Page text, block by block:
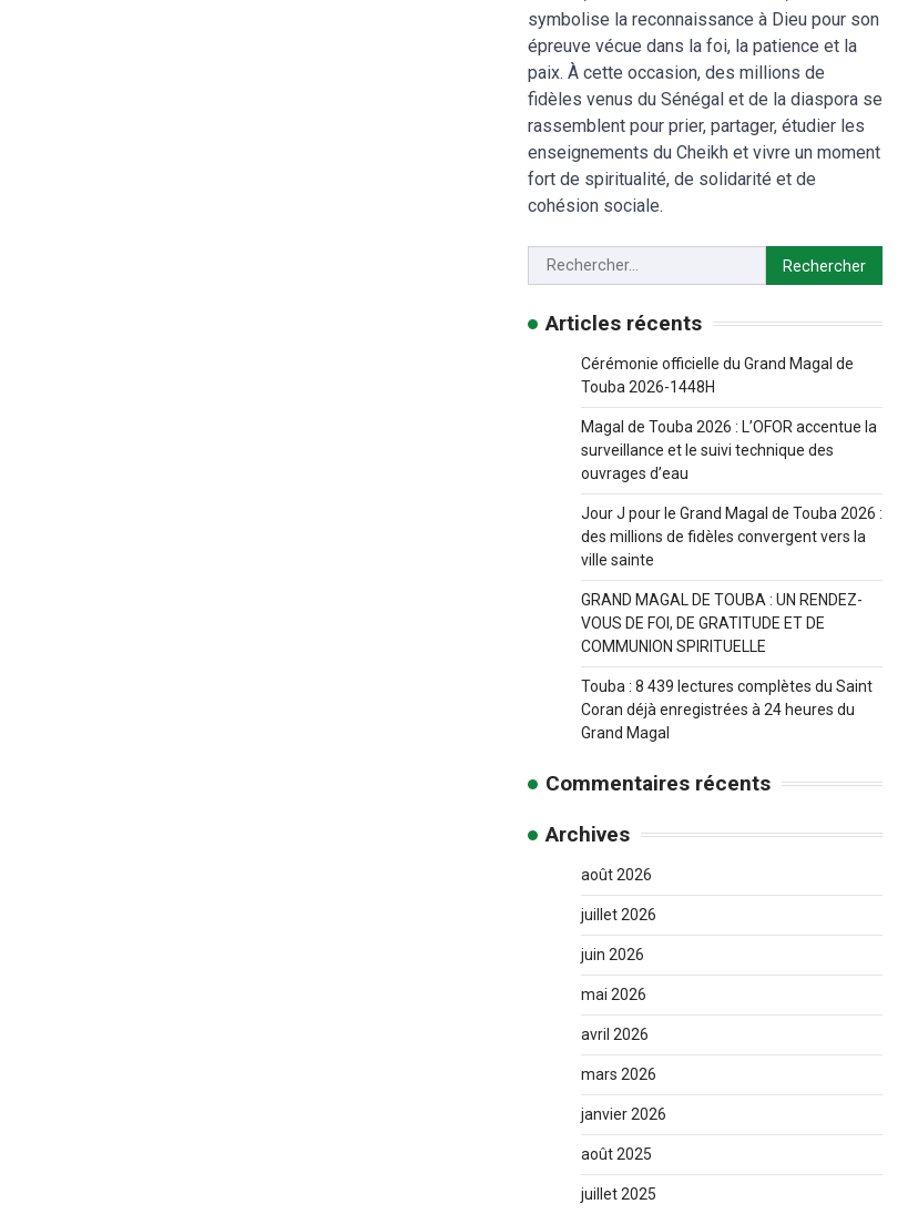
symbolise la reconnaissance à Dieu pour son
épreuve vécue dans la foi, la patience et la
paix. À cette occasion, des millions de
fidèles venus du Sénégal et de la diaspora se
rassemblent pour prier, partager, étudier les
enseignements du Cheikh et vivre un moment
fort de spiritualité, de solidarité et de
cohésion sociale.
Articles récents
Cérémonie officielle du Grand Magal de
Touba 2026-1448H
Magal de Touba 2026 : L’OFOR accentue la
surveillance et le suivi technique des
ouvrages d’eau
Jour J pour le Grand Magal de Touba 2026 :
des millions de fidèles convergent vers la
ville sainte
GRAND MAGAL DE TOUBA : UN RENDEZ-
VOUS DE FOI, DE GRATITUDE ET DE
COMMUNION SPIRITUELLE
Touba : 8 439 lectures complètes du Saint
Coran déjà enregistrées à 24 heures du
Grand Magal
Commentaires récents
Archives
août 2026
juillet 2026
juin 2026
mai 2026
avril 2026
mars 2026
janvier 2026
août 2025
juillet 2025